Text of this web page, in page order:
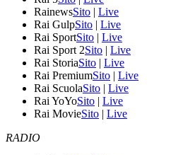
RainewsSito | Live
Rai GulpSito | Live
Rai SportSito | Live
Rai Sport 2Sito | Live
Rai StoriaSito | Live
Rai PremiumSito | Live
Rai ScuolaSito | Live
Rai YoYoSito | Live
Rai MovieSito | Live
RADIO